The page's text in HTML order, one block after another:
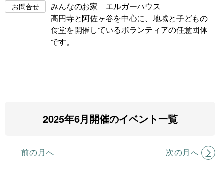
お問合せ
みんなのお家 エルガーハウス
高円寺と阿佐ヶ谷を中心に、地域と子どもの
食堂を開催しているボランティアの任意団体
です。
前の月へ
2025年6月開催のイベント一覧
次の月へ